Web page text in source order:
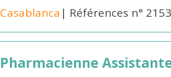
Casablanca | Références n°
Pharmacienne